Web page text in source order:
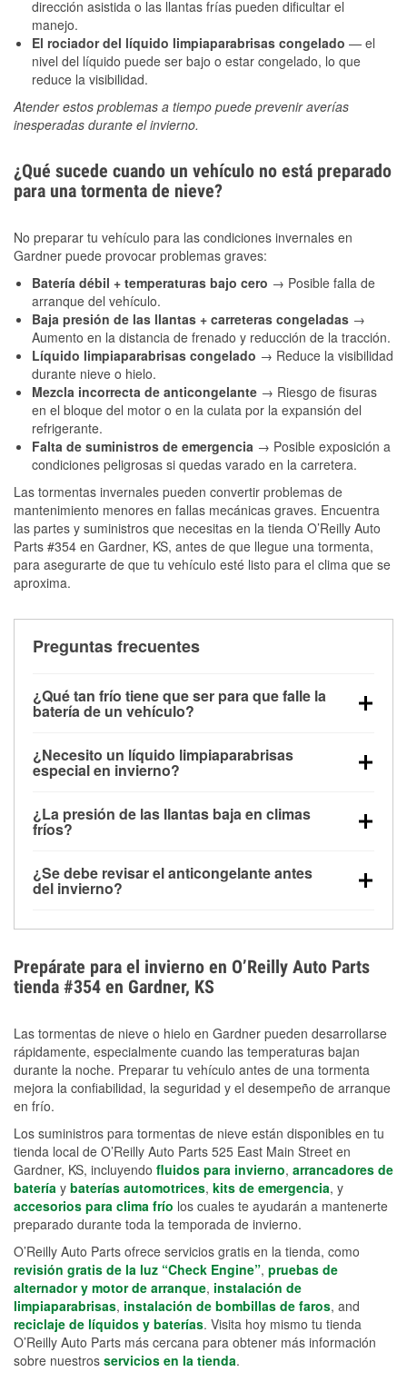
dirección asistida o las llantas frías pueden dificultar el
manejo.
El rociador del líquido limpiaparabrisas congelado — el
nivel del líquido puede ser bajo o estar congelado, lo que
reduce la visibilidad.
Atender estos problemas a tiempo puede prevenir averías
inesperadas durante el invierno.
¿Qué sucede cuando un vehículo no está preparado
para una tormenta de nieve?
No preparar tu vehículo para las condiciones invernales en
Gardner puede provocar problemas graves:
Batería débil + temperaturas bajo cero → Posible falla de
arranque del vehículo.
Baja presión de las llantas + carreteras congeladas →
Aumento en la distancia de frenado y reducción de la tracción.
Líquido limpiaparabrisas congelado → Reduce la visibilidad
durante nieve o hielo.
Mezcla incorrecta de anticongelante → Riesgo de fisuras
en el bloque del motor o en la culata por la expansión del
refrigerante.
Falta de suministros de emergencia → Posible exposición a
condiciones peligrosas si quedas varado en la carretera.
Las tormentas invernales pueden convertir problemas de
mantenimiento menores en fallas mecánicas graves. Encuentra
las partes y suministros que necesitas en la tienda O’Reilly Auto
Parts #354 en Gardner, KS, antes de que llegue una tormenta,
para asegurarte de que tu vehículo esté listo para el clima que se
aproxima.
Preguntas frecuentes
¿Qué tan frío tiene que ser para que falle la
batería de un vehículo?
debajo de los 32 °F y puede perder hasta la mitad de
su potencia de arranque cerca de los 0 °F, lo que
arranque.
¿Necesito un líquido limpiaparabrisas
especial en invierno?
la congelación y ayuda a disolver la sal y la nieve
derretida en la carretera para mejorar la visibilidad.
¿La presión de las llantas baja en climas
fríos?
alrededor de 1 PSI por cada 10 °F que baja la
temperatura. Puedes obtener más información sobre
¿Se debe revisar el anticongelante antes
del invierno?
el sobrecalentamiento en condiciones de frío
extremo. Aprende cómo comprobar la protección
anticongelante en nuestra sección How-To.
Prepárate para el invierno en O’Reilly Auto Parts
tienda #354 en Gardner, KS
Las tormentas de nieve o hielo en Gardner pueden desarrollarse
rápidamente, especialmente cuando las temperaturas bajan
durante la noche. Preparar tu vehículo antes de una tormenta
mejora la confiabilidad, la seguridad y el desempeño de arranque
en frío.
Los suministros para tormentas de nieve están disponibles en tu
tienda local de O’Reilly Auto Parts 525 East Main Street en
Gardner, KS, incluyendo fluidos para invierno, arrancadores de
batería y baterías automotrices, kits de emergencia, y
accesorios para clima frío los cuales te ayudarán a mantenerte
preparado durante toda la temporada de invierno.
O’Reilly Auto Parts ofrece servicios gratis en la tienda, como
revisión gratis de la luz “Check Engine”, pruebas de
alternador y motor de arranque, instalación de
limpiaparabrisas, instalación de bombillas de faros, and
reciclaje de líquidos y baterías. Visita hoy mismo tu tienda
O’Reilly Auto Parts más cercana para obtener más información
sobre nuestros servicios en la tienda.